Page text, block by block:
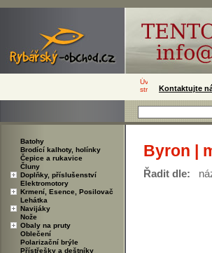
Kontaktujte
Batohy
Brodící kalhoty, holínky
Čepice a rukavice
Čluny
Doplňky, příslušenství
Elektromotory
Krmení, Esence, Posilovač
Lehátka
Navijáky
Nože
Obaly na pruty
Oblečení
Polarizační brýle
Přístřešky a deštníky
Byron |
Řadit dle: